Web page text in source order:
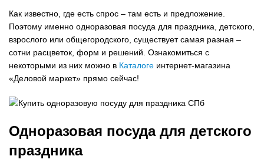
Как известно, где есть спрос – там есть и предложение.
Поэтому именно одноразовая посуда для праздника, детского,
взрослого или общегородского, существует самая разная –
сотни расцветок, форм и решений. Ознакомиться с
некоторыми из них можно в Каталоге интернет-магазина
«Деловой маркет» прямо сейчас!
Одноразовая посуда для детского
праздника